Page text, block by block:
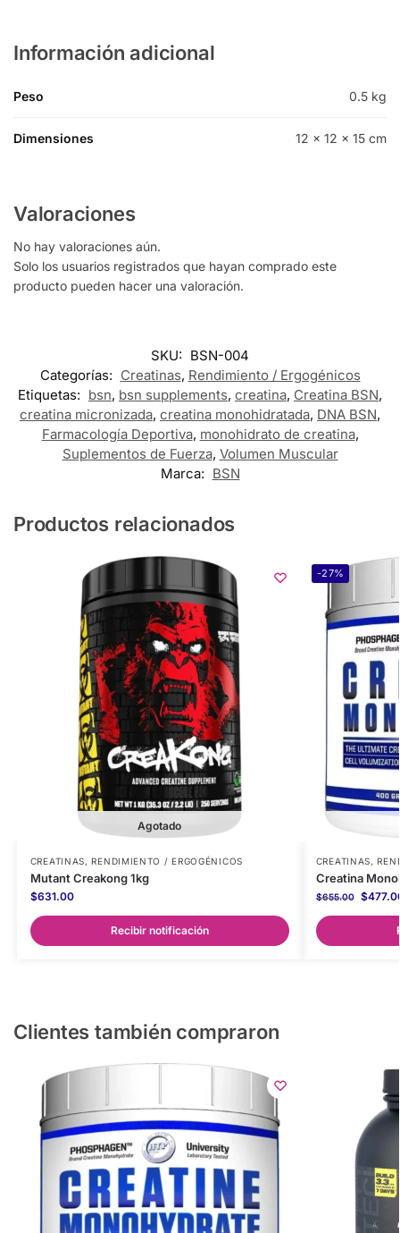
Información adicional
Peso 0.5 kg
Dimensiones 12 × 12 × 15 cm
Valoraciones
No hay valoraciones aún.
Solo los usuarios registrados que hayan comprado este
producto pueden hacer una valoración.
SKU: BSN-004
Categorías: Creatinas, Rendimiento / Ergogénicos
Etiquetas: bsn, bsn supplements, creatina, Creatina BSN,
creatina micronizada, creatina monohidratada, DNA BSN,
Farmacología Deportiva, monohidrato de creatina,
Suplementos de Fuerza, Volumen Muscular
Marca: BSN
Productos relacionados
Agotado
CREATINAS,RENDIMIENTO / ERGOGÉNICOS
Mutant Creakong 1kg
$631.00
Recibir notificación
-27%
CREATINAS,
Creatina
$655.00 $
Clientes también compraron